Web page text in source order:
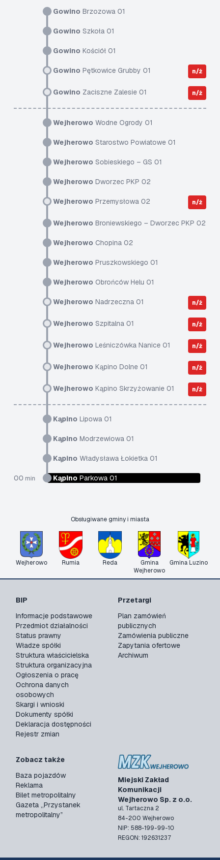
Gowino Brzozowa 01
Gowino Szkoła 01
Gowino Kościół 01
Gowino Pętkowice Grubby 01 n/ż
Gowino Zaciszne Zalesie 01 n/ż
Wejherowo Wodne Ogrody 01
Wejherowo Starostwo Powiatowe 01
Wejherowo Sobieskiego – GS 01
Wejherowo Dworzec PKP 02
Wejherowo Przemysłowa 02 n/ż
Wejherowo Broniewskiego – Dworzec PKP 02
Wejherowo Chopina 02
Wejherowo Pruszkowskiego 01
Wejherowo Obrońców Helu 01
Wejherowo Nadrzeczna 01 n/ż
Wejherowo Szpitalna 01 n/ż
Wejherowo Leśniczówka Nanice 01 n/ż
Wejherowo Kąpino Dolne 01 n/ż
Wejherowo Kąpino Skrzyżowanie 01 n/ż
Kąpino Lipowa 01
Kąpino Modrzewiowa 01
Kąpino Władysława Łokietka 01
00 min Kąpino Parkowa 01
Obsługiwane gminy i miasta
Wejherowo Rumia Reda
Gmina
Wejherowo
Gmina Luzino
Miejski Zakład
Komunikacji
Wejherowo Sp. z o.o.
ul. Tartaczna 2
84-200 Wejherowo
NIP: 588-199-99-10
REGON: 192631237
BIP
Informacje podstawowe
Przedmiot działalności
Status prawny
Władze spółki
Struktura właścicielska
Struktura organizacyjna
Ogłoszenia o pracę
Ochrona danych
osobowych
Skargi i wnioski
Dokumenty spółki
Deklaracja dostępności
Rejestr zmian
Przetargi
Plan zamówień
publicznych
Zamówienia publiczne
Zapytania ofertowe
Archiwum
Zobacz także
Baza pojazdów
Reklama
Bilet metropolitalny
Gazeta „Przystanek
metropolitalny”